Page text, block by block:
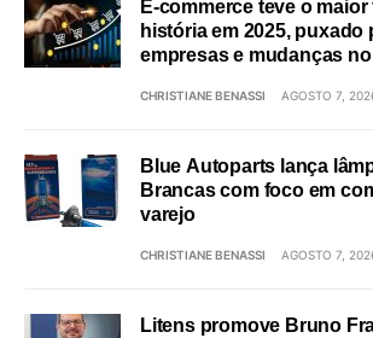
E-commerce teve o
história em 2025, puxado
empresas e mudanças
CHRISTIANE BENASSI AGOSTO 7,
Blue Autoparts lança
Brancas com foco em
varejo
CHRISTIANE BENASSI AGOSTO 7,
Litens promove Bruno